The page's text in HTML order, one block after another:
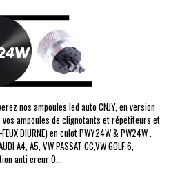
nos ampoules led auto CNJY, en version
vos ampoules de clignotants et répétiteurs et
FEUX DIURNE) en culot PWY24W & PW24W .
A4, A5, VW PASSAT CC,VW GOLF 6,
anti ereur O...